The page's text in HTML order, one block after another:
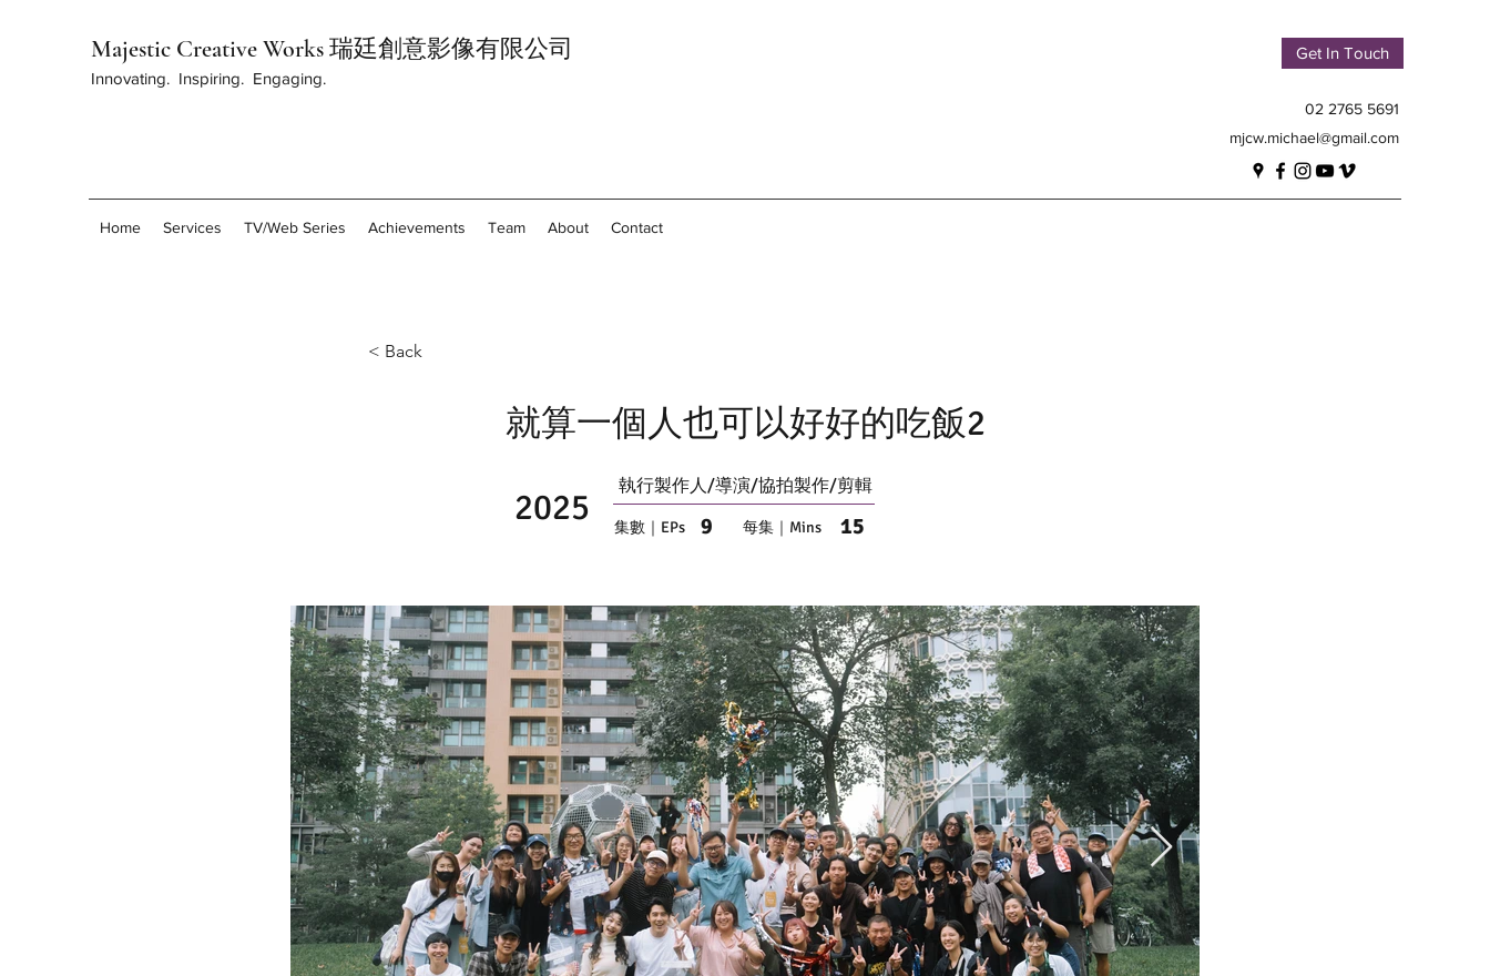
Majestic Creative Works 瑞廷創意影像有限公司
Innovating. Inspiring. Engaging.
Get In Touch
02 2765 5691
mjcw.michael@gmail.com
Home Services TV/Web Series Achievements Team About Contact
< Back
就算一個人也可以好好的吃飯2
2025
執行製作人/導演/協拍製作/剪輯
集數｜EPs 9 每集｜Mins 15